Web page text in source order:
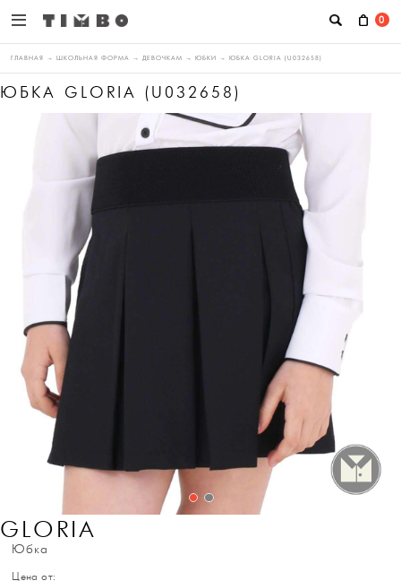
0
ГЛАВНАЯ → ШКОЛЬНАЯ ФОРМА → ДЕВОЧКАМ → ЮБКИ → ЮБКА GLORIA (U032658)
ЮБКА GLORIA (U032658)
GLORIA
Юбка
Цена от: